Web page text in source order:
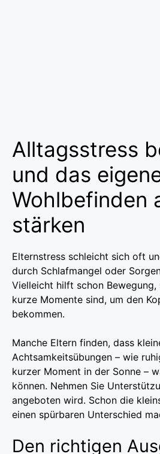
Alltagsstress
und das
Wohlbefinden
stärken
Elternstress schleicht sich oft
durch Schlafmangel oder
Vielleicht hilft schon Bewegung,
kurze Momente sind, um den
bekommen.
Manche Eltern finden, dass
Achtsamkeitsübungen – wie
kurzer Moment in der Sonne –
können. Nehmen Sie
angeboten wird. Schon die
einen spürbaren Unterschied
Den richtigen